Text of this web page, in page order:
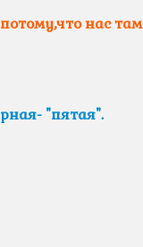
нас там
"пятая".